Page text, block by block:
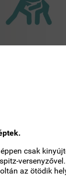
csak
az ötödik